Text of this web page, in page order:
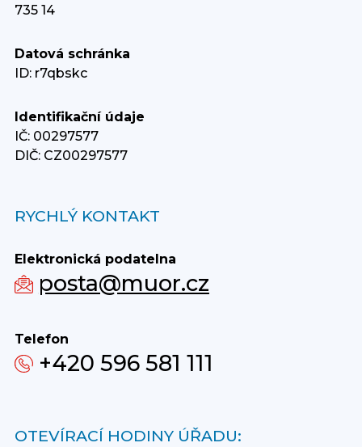
735 14
Datová schránka
ID: r7qbskc
Identifikační údaje
IČ: 00297577
DIČ: CZ00297577
RYCHLÝ KONTAKT
Elektronická podatelna
posta@muor.cz
Telefon
+420 596 581 111
OTEVÍRACÍ HODINY ÚŘADU: